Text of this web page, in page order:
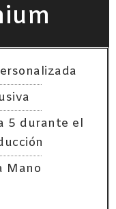
5 durante el
Mano